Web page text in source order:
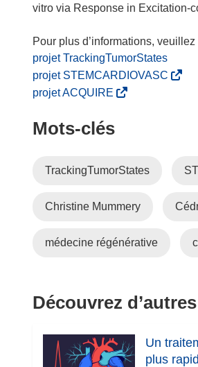
vitro via Response in Excitation-
projet TrackingTumorStates
projet STEMCARDIOVASC
e
o
u
projet ACQUIRE
’
v
e
a
n
n
o
Mots‑clés
TrackingTumorStates
Christine Mummery
médecine régénérative
Découvrez
Un
plus